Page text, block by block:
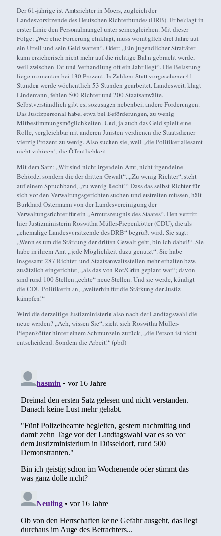
Der 61-jährige ist Amtsrichter in Moers, zugleich der
Landesvorsitzende des Deutschen Richterbundes (DRB). Er beklagt in
erster Linie den Personalmangel unter seinesgleichen. Mit dieser
Folge: „Wer eine Forderung einklagt, muss womöglich drei Jahre auf
ein Urteil und sein Geld warten“. Oder: „Ein jugendlicher Straftäter
kann erzieherisch nicht mehr auf die richtige Bahn gebracht werde,
weil zwischen Tat und Verhandlung oft ein Jahr liegt“. Die Belastung
liege momentan bei 130 Prozent. In Zahlen: Statt vorgesehener 41
Stunden werde wöchentlich 53 Stunden gearbeitet. Landesweit, klagt
Lindemann, fehlen 500 Richter und 200 Staatsanwälte.
Selbstverständlich gibt es, sozusagen nebenbei, andere Forderungen.
Das Justizpersonal habe, etwa bei Beförderungen, zu wenig
Mitbestimmungsmöglichkeiten. Und, ja auch das Geld spielt eine
Rolle, vergleichbar mit anderen Juristen verdienen die Staatsdiener
vierzig Prozent zu wenig. Also suchen sie, weil „die Politiker allesamt
nicht zuhören!, die Öffentlichkeit.
Mit dem Satz: „Wir sind nicht irgendein Amt, nicht irgendeine
Behörde, sondern die der dritten Gewalt“..„Zu wenig Richter“, steht
auf einem Spruchband, „zu wenig Recht!“ Dass das selbst Richter für
sich vor den Verwaltungsgerichten suchen und erstreiten müssen, hält
Burkhard Ostermann von der Landesvereinigung der
Verwaltungsrichter für ein „Armutszeugnis des Staates“. Den vertritt
hier Justizministerin Roswitha Müller-Piepenkötter (CDU), die als
„ehemalige Landesvorsitzende des DRB“ begrüßt wird. Sie sagt:
„Wenn es um die Stärkung der dritten Gewalt geht, bin ich dabei!“. Sie
habe in ihrem Amt „jede Möglichkeit dazu genutzt“. Sie habe
insgesamt 287 Richter- und Staatsanwaltsstellen mehr erhalten bzw.
zusätzlich eingerichtet, „als das von Rot/Grün geplant war“; davon
sind rund 100 Stellen „echte“ neue Stellen. Und sie werde, kündigt
die CDU-Politikerin an, „weiterhin für die Stärkung der Justiz
kämpfen!“
Wird die derzeitige Justizministerin also nach der Landtagswahl die
neue werden? „Ach, wissen Sie“, zieht sich Roswitha Müller-
Piepenkötter hinter einem Schmunzeln zurück, „die Person ist nicht
entscheidend. Sondern die Arbeit!“ (pbd)